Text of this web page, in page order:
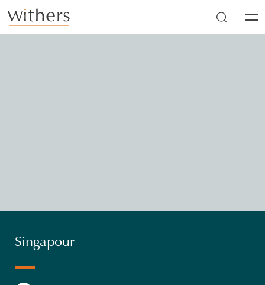
Skip to main content
Singapour